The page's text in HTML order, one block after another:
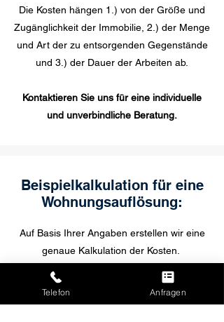
Die Kosten hängen 1.) von der Größe und
Zugänglichkeit der Immobilie, 2.) der Menge
und Art der zu entsorgenden Gegenstände
und 3.) der Dauer der Arbeiten ab.
Kontaktieren Sie uns für eine individuelle
und unverbindliche Beratung.
Beispielkalkulation für eine
Wohnungsauflösung:
Auf Basis Ihrer Angaben erstellen wir eine
genaue Kalkulation der Kosten.
Eine 2-Raum-Wohneinheit ist schon
bereits ab 700€ möglich. Eine genaue und
Telefon Anfragen